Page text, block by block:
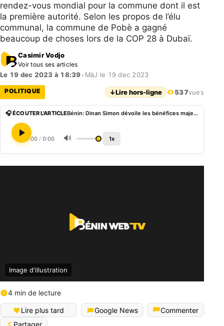
rendez-vous mondial pour la commune dont il est
la première autorité. Selon les propos de l’élu
communal, la commune de Pobè a gagné
beaucoup de choses lors de la COP 28 à Dubaï.
Casimir Vodjo
Voir tous ses articles
Le 19 dec 2023 à 18:39• MàJ le 19 dec 2023
POLITIQUE ↓Lire hors-ligne 537vues
🎧 ÉCOUTER L'ARTICLE Bénin: Dinan Simon dévoile les bénéfices majeurs de la COP28 pour la commune de Pobè
0:00 / 0:00 🔊 1x
Image d'illustration
4 min de lecture
Lire plus tard Google News
Commenter